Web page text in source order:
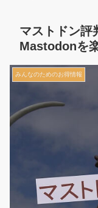
マストドン評
Mastodonを
みんなのためのお得情報